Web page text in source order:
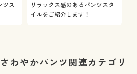
ツス
リラックス感のあるパンツスタ
イルをご紹介します！
わやかパンツ関連カテゴリ